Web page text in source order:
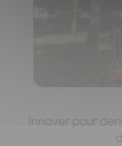
Innover pour